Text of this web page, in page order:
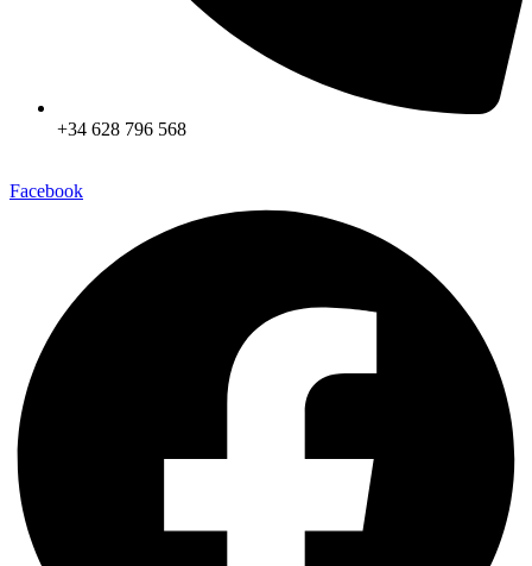
+34 628 796 568
Facebook